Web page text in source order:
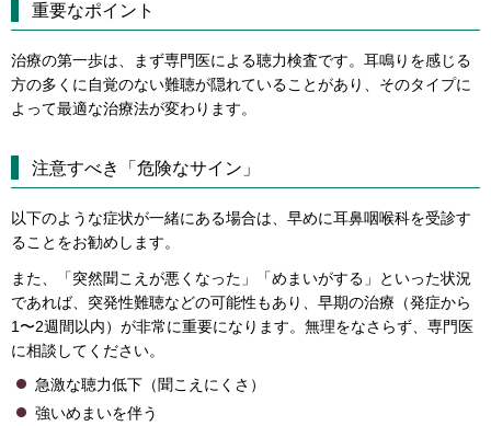
重要なポイント
治療の第一歩は、まず専門医による聴力検査です。耳鳴りを感じる
方の多くに自覚のない難聴が隠れていることがあり、そのタイプに
よって最適な治療法が変わります。
注意すべき「危険なサイン」
以下のような症状が一緒にある場合は、早めに耳鼻咽喉科を受診す
ることをお勧めします。
また、「突然聞こえが悪くなった」「めまいがする」といった状況
であれば、突発性難聴などの可能性もあり、早期の治療（発症から
1〜2週間以内）が非常に重要になります。無理をなさらず、専門医
に相談してください。
急激な聴力低下（聞こえにくさ）
強いめまいを伴う